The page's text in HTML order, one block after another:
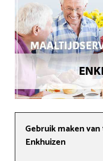
Gebruik maken
Enkhuizen